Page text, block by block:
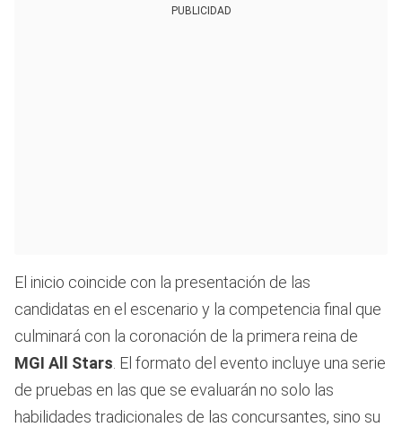
PUBLICIDAD
El inicio coincide con la presentación de las
candidatas en el escenario y la competencia final que
culminará con la coronación de la primera reina de
MGI All Stars . El formato del evento incluye una serie
de pruebas en las que se evaluarán no solo las
habilidades tradicionales de las concursantes, sino su